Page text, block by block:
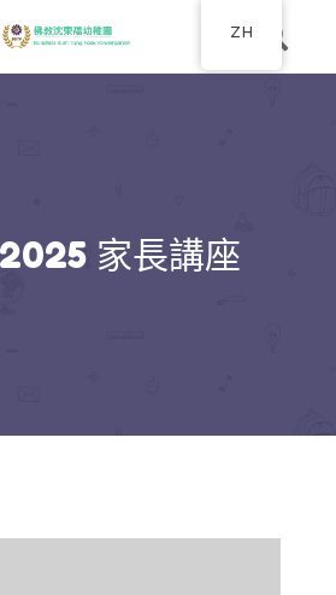
家長講座
ZH